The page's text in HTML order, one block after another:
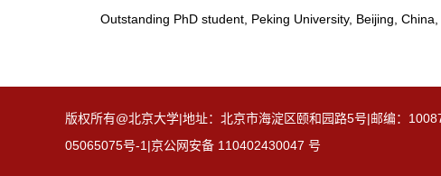
Outstanding PhD student, Peking University, Beijing,
版权所有@北京大学|地址：北京市海淀区颐和园路5号|邮编：
05065075号-1|京公网安备 110402430047 号